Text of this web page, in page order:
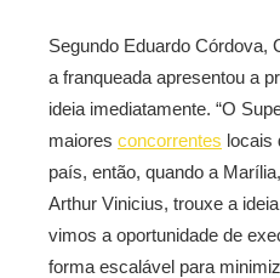
Segundo Eduardo Córdova,
a franqueada apresentou a
ideia imediatamente. “O
maiores concorrentes locais
país, então, quando a
Arthur Vinicius, trouxe a
vimos a oportunidade de
forma escalável para